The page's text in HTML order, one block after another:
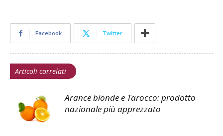
Facebook Twitter
Articoli correlati
Arance bionde e Tarocco: prodotto
nazionale più apprezzato